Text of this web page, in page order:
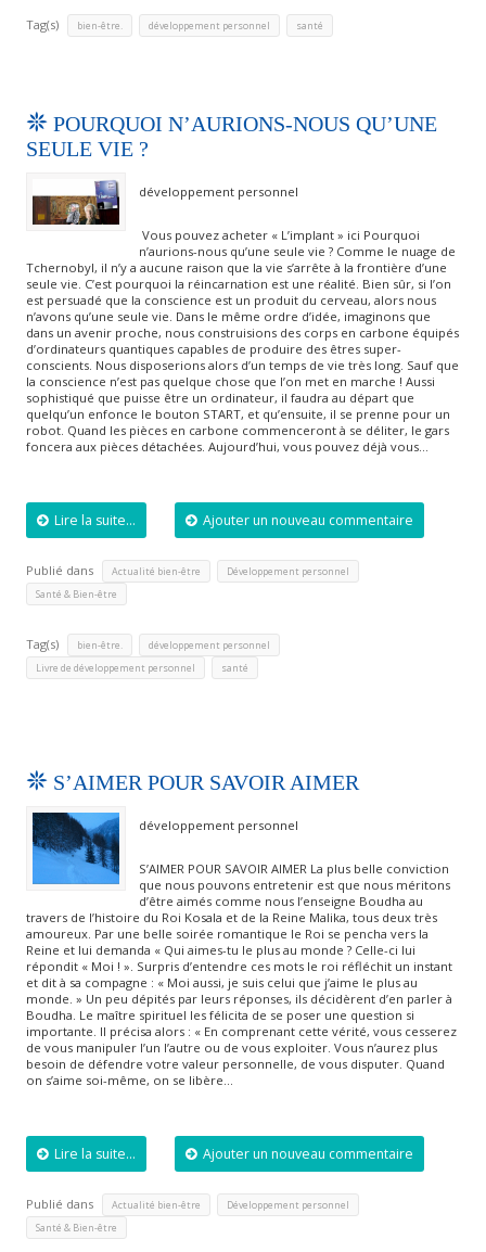
Tag(s) bien-être. développement personnel santé
POURQUOI N’AURIONS-NOUS QU’UNE
SEULE VIE ?
développement personnel
Vous pouvez acheter « L’implant » ici Pourquoi
n’aurions-nous qu’une seule vie ? Comme le nuage de
Tchernobyl, il n’y a aucune raison que la vie s’arrête à la frontière d’une
seule vie. C’est pourquoi la réincarnation est une réalité. Bien sûr, si l’on
est persuadé que la conscience est un produit du cerveau, alors nous
n’avons qu’une seule vie. Dans le même ordre d’idée, imaginons que
dans un avenir proche, nous construisions des corps en carbone équipés
d’ordinateurs quantiques capables de produire des êtres super-
conscients. Nous disposerions alors d’un temps de vie très long. Sauf que
la conscience n’est pas quelque chose que l’on met en marche ! Aussi
sophistiqué que puisse être un ordinateur, il faudra au départ que
quelqu’un enfonce le bouton START, et qu’ensuite, il se prenne pour un
robot. Quand les pièces en carbone commenceront à se déliter, le gars
foncera aux pièces détachées. Aujourd’hui, vous pouvez déjà vous…
Lire la suite... Ajouter un nouveau commentaire
Publié dans Actualité bien-être Développement personnel
Santé & Bien-être
Tag(s) bien-être. développement personnel
Livre de développement personnel santé
S’AIMER POUR SAVOIR AIMER
développement personnel
S’AIMER POUR SAVOIR AIMER La plus belle conviction
que nous pouvons entretenir est que nous méritons
d’être aimés comme nous l’enseigne Boudha au
travers de l’histoire du Roi Kosala et de la Reine Malika, tous deux très
amoureux. Par une belle soirée romantique le Roi se pencha vers la
Reine et lui demanda « Qui aimes-tu le plus au monde ? Celle-ci lui
répondit « Moi ! ». Surpris d’entendre ces mots le roi réfléchit un instant
et dit à sa compagne : « Moi aussi, je suis celui que j’aime le plus au
monde. » Un peu dépités par leurs réponses, ils décidèrent d’en parler à
Boudha. Le maître spirituel les félicita de se poser une question si
importante. Il précisa alors : « En comprenant cette vérité, vous cesserez
de vous manipuler l’un l’autre ou de vous exploiter. Vous n’aurez plus
besoin de défendre votre valeur personnelle, de vous disputer. Quand
on s’aime soi-même, on se libère…
Lire la suite... Ajouter un nouveau commentaire
Publié dans Actualité bien-être Développement personnel
Santé & Bien-être